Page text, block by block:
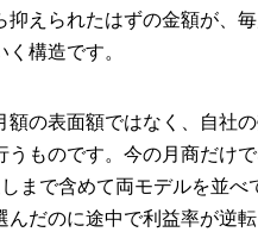
抑えられたはずの金額が、
構造です。
額の表面額ではなく、自社
うものです。今の月商だけ
まで含めて両モデルを並べ
んだのに途中で利益率が逆転